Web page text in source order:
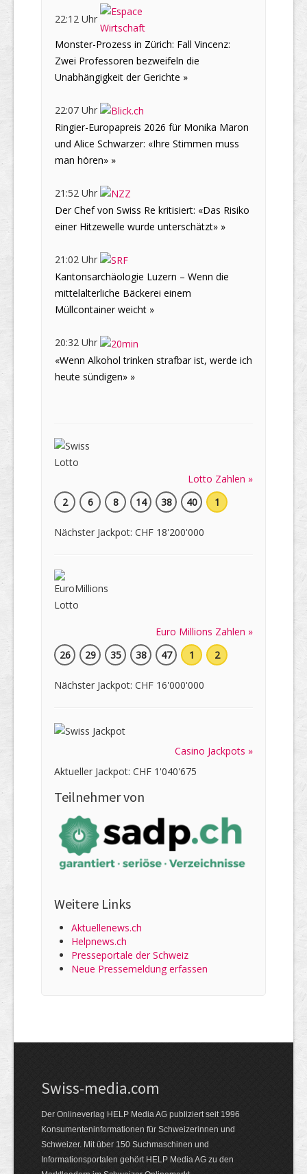
22:12 Uhr
Monster-Prozess in Zürich: Fall Vincenz:
Zwei Professoren bezweifeln die
Unabhängigkeit der Gerichte »
22:07 Uhr
Ringier-Europapreis 2026 für Monika Maron
und Alice Schwarzer: «Ihre Stimmen muss
man hören» »
21:52 Uhr
Der Chef von Swiss Re kritisiert: «Das Risiko
einer Hitzewelle wurde unterschätzt» »
21:02 Uhr
Kantonsarchäologie Luzern – Wenn die
mittelalterliche Bäckerei einem
Müllcontainer weicht »
20:32 Uhr
«Wenn Alkohol trinken strafbar ist, werde ich
heute sündigen» »
Lotto Zahlen »
2
6 8 14 38 40 1
Nächster Jackpot: CHF 18'200'000
Euro Millions Zahlen »
26
29 35 38 47 1 2
Nächster Jackpot: CHF 16'000'000
Casino Jackpots »
Aktueller Jackpot: CHF 1'040'675
Teilnehmer von
Weitere Links
Aktuellenews.ch
Helpnews.ch
Presseportale der Schweiz
Neue Pressemeldung erfassen
Swiss-media.com
Der Onlineverlag HELP Media AG publiziert seit 1996
Konsumenteninformationen für Schweizerinnen und
Schweizer. Mit über 150 Suchmaschinen und
Informationsportalen gehört HELP Media AG zu den